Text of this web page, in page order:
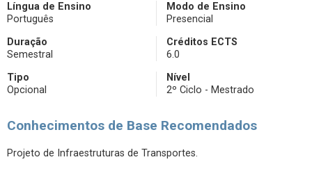
Língua de Ensino
Português
Modo de Ensino
Presencial
Duração
Semestral
Créditos ECTS
6.0
Tipo
Opcional
Nível
2º Ciclo - Mestrado
Conhecimentos de Base Recomendados
Projeto de Infraestruturas de Transportes.